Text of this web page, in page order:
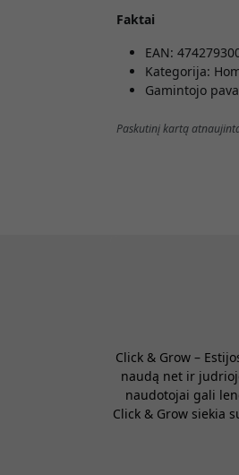
Faktai
EAN:
Kategorija:
Gamintojo
Paskutinį kartą
Click & Grow –
naudą net ir
naudotojai gali
Click & Grow siekia